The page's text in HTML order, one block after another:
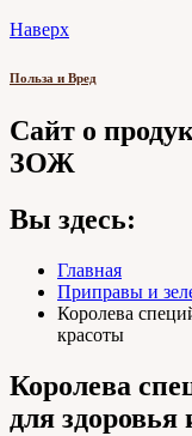
Наверх
Польза и Вред
Сайт о
ЗОЖ
Вы здесь:
Главная
Приправы и
Королева
красоты
Королева
для здоровья